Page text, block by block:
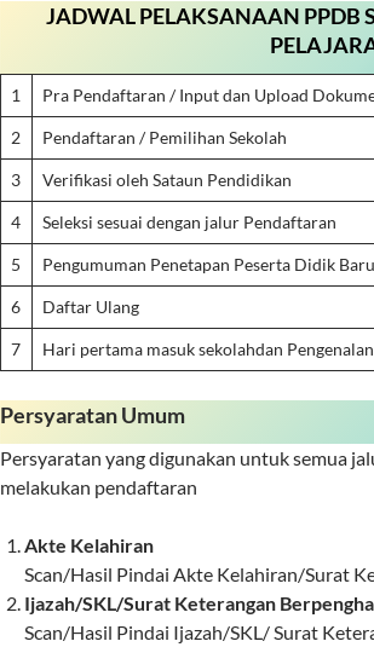
JADWAL PELAKSANAAN PPDB
1 Pra Pendaftaran / Input dan Upload
2 Pendaftaran / Pemilihan Sekolah
3 Verifikasi oleh Sataun Pendidikan
4 Seleksi sesuai dengan jalur Pendaftaran
5 Pengumuman Penetapan Peserta Didik Baru
6 Daftar Ulang
7 Hari pertama masuk sekolahdan
Persyaratan Umum
Persyaratan yang digunakan untuk semua
melakukan pendaftaran
Akte Kelahiran
Scan/Hasil Pindai Akte Kelahiran/Surat
Ijazah/SKL/Surat Keterangan
Scan/Hasil Pindai Ijazah/SKL/ Surat